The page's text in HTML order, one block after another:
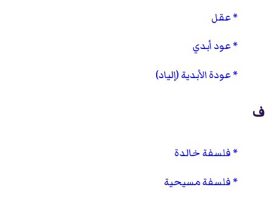
عقل
عود أبدي
عودة الأبدية (إلياد)
ف
فلسفة خالدة
فلسفة مسيحية